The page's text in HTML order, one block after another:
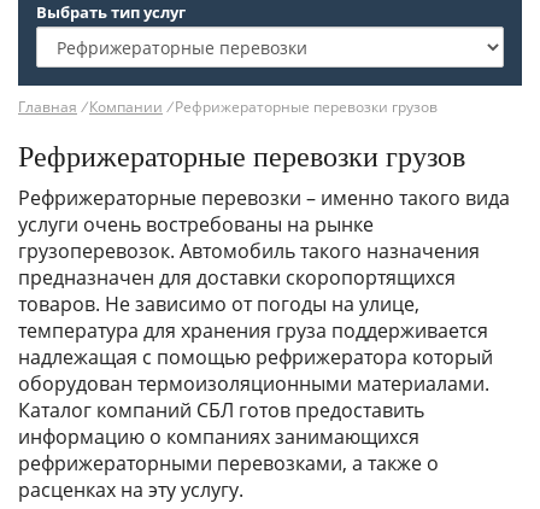
Выбрать тип услуг
Главная / Компании / Рефрижераторные перевозки грузов
Рефрижераторные перевозки грузов
Рефрижераторные перевозки – именно такого вида
услуги очень востребованы на рынке
грузоперевозок. Автомобиль такого назначения
предназначен для доставки скоропортящихся
товаров. Не зависимо от погоды на улице,
температура для хранения груза поддерживается
надлежащая с помощью рефрижератора который
оборудован термоизоляционными материалами.
Каталог компаний СБЛ готов предоставить
информацию о компаниях занимающихся
рефрижераторными перевозками, а также о
расценках на эту услугу.